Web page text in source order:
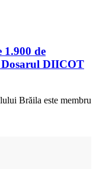
1.900 de
DIICOT
Brăila este membru